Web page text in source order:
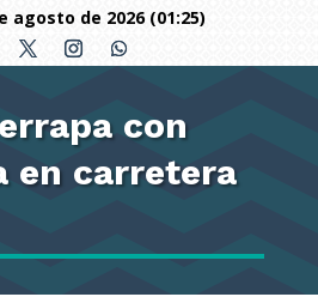
agosto de 2026 (01:25)
con
en carretera